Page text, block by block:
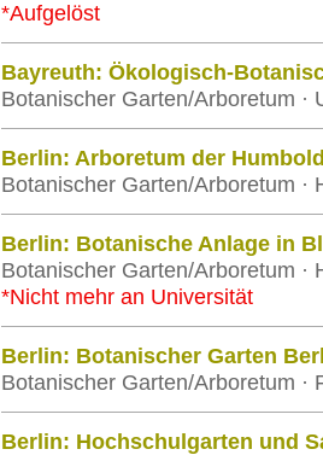
*Aufgelöst
Bayreuth: Ökologisch-
Botanischer Garten/Arboretum ·
Berlin: Arboretum der
Botanischer Garten/Arboretum ·
Berlin: Botanische Anlage in
Botanischer Garten/Arboretum ·
*Nicht mehr an Universität
Berlin: Botanischer Garten
Botanischer Garten/Arboretum ·
Berlin: Hochschulgarten und